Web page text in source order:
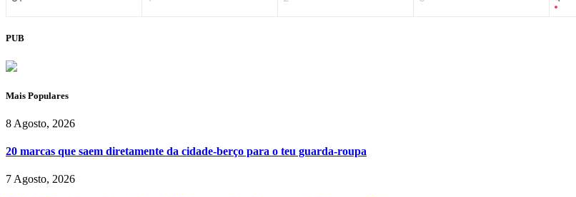
PUB
Mais Populares
8 Agosto, 2026
20 marcas que saem diretamente da cidade-berço para o teu guarda-roupa
7 Agosto, 2026